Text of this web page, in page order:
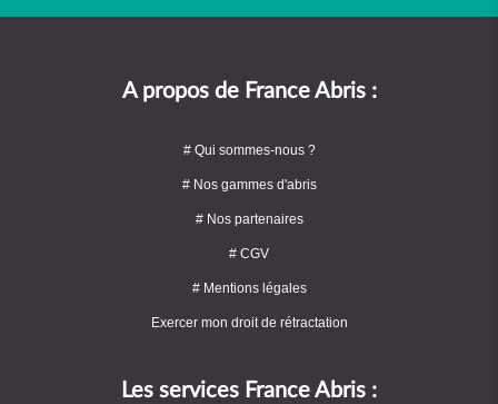
A propos de France Abris :
# Qui sommes-nous ?
# Nos gammes d'abris
# Nos partenaires
# CGV
# Mentions légales
Exercer mon droit de rétractation
Les services France Abris :